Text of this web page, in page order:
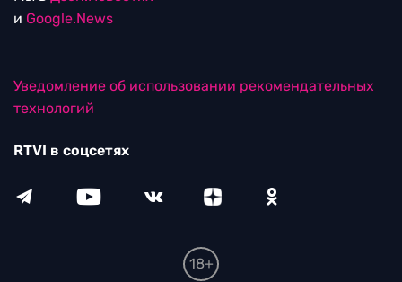
и Google.News
Уведомление об использовании рекомендательных
технологий
RTVI в соцсетях
18+